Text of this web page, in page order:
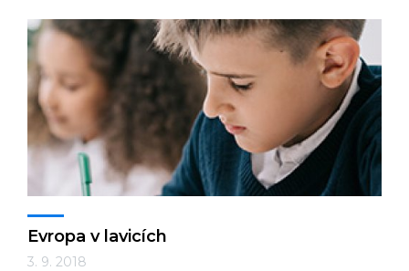
Evropa v lavicích
3. 9. 2018